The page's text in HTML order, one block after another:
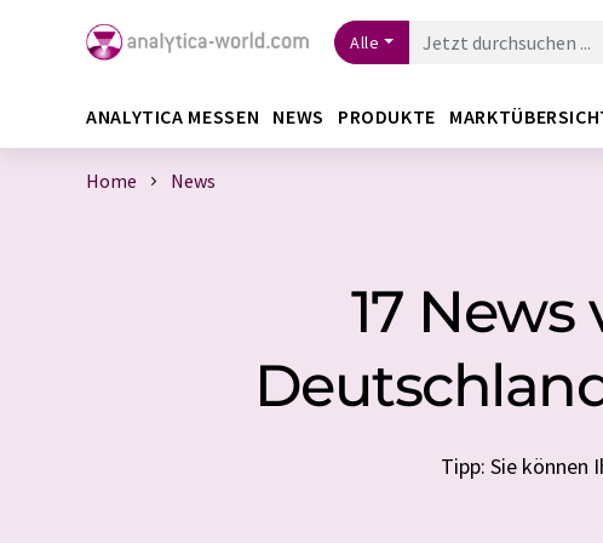
Alle
ANALYTICA MESSEN NEWS PRODUKTE
Home News
17
Tipp: Sie können